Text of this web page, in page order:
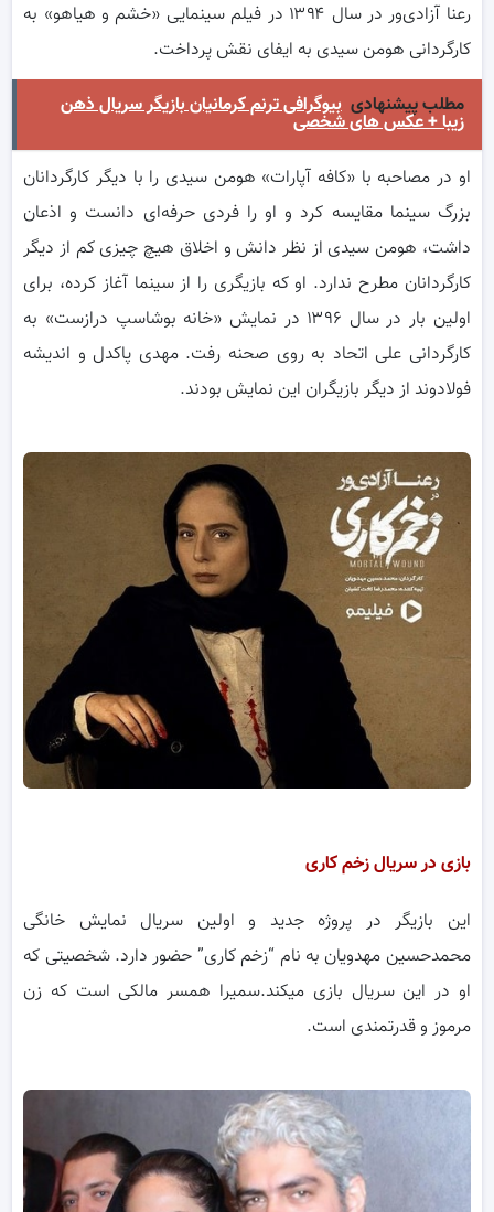
رعنا آزادی‌ور در سال ۱۳۹۴ در فیلم سینمایی «خشم و هیاهو» به
کارگردانی هومن سیدی به ایفای نقش پرداخت.
مطلب پیشنهادی بیوگرافی ترنم کرمانیان بازیگر سریال ذهن
زیبا + عکس های شخصی
او در مصاحبه با «کافه آپارات» هومن سیدی را با دیگر کارگردانان
بزرگ سینما مقایسه کرد و او را فردی حرفه‌ای دانست و اذعان
داشت، هومن سیدی از نظر دانش و اخلاق هیچ چیزی کم از دیگر
کارگردانان مطرح ندارد. او که بازیگری را از سینما آغاز کرده، برای
اولین بار در سال ۱۳۹۶ در نمایش «خانه بوشاسپ درازست» به
کارگردانی علی اتحاد به روی صحنه رفت. مهدی پاکدل و اندیشه
فولادوند از دیگر بازیگران این نمایش بودند.
بازی در سریال زخم کاری
این بازیگر در پروژه جدید و اولین سریال نمایش خانگی
محمدحسین مهدویان به نام “زخم کاری” حضور دارد. شخصیتی که
او در این سریال بازی میکند.سمیرا همسر مالکی است که زن
مرموز و قدرتمندی است.